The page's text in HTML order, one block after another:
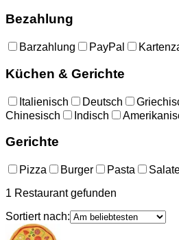
Bezahlung
Barzahlung PayPal
Küchen & Gerichte
Italienisch Deutsch
Chinesisch
Indisch
Gerichte
Pizza Burger Pasta
1 Restaurantgefunden
Sortiert nach: